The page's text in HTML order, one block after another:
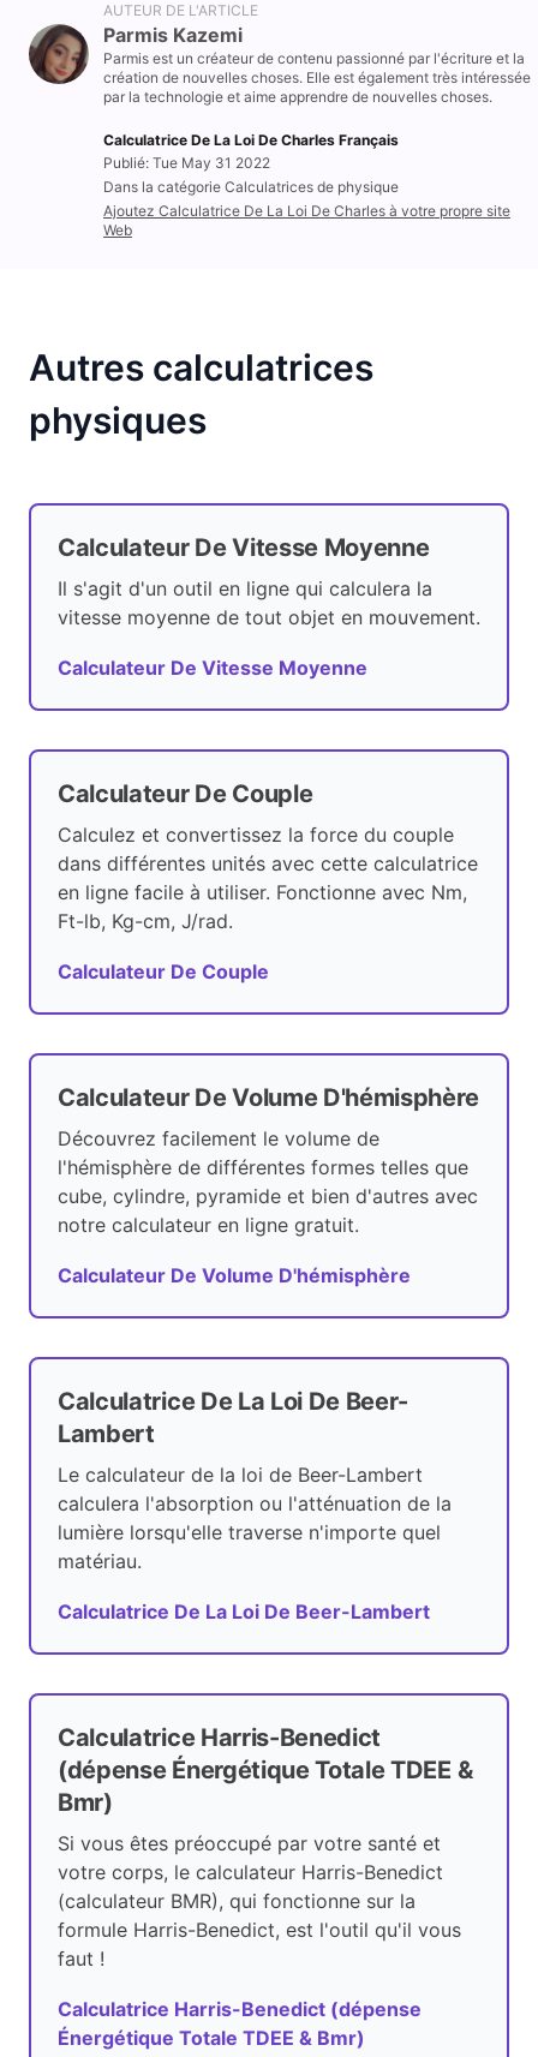
AUTEUR DE L'ARTICLE
Parmis Kazemi
Parmis est un créateur de contenu passionné par l'écriture et la
création de nouvelles choses. Elle est également très intéressée
par la technologie et aime apprendre de nouvelles choses.
Calculatrice De La Loi De Charles Français
Publié: Tue May 31 2022
Dans la catégorie Calculatrices de physique
Ajoutez Calculatrice De La Loi De Charles à votre propre site
Web
Autres calculatrices
physiques
Calculateur De Vitesse Moyenne
Il s'agit d'un outil en ligne qui calculera la
vitesse moyenne de tout objet en mouvement.
Calculateur De Vitesse Moyenne
Calculateur De Couple
Calculez et convertissez la force du couple
dans différentes unités avec cette calculatrice
en ligne facile à utiliser. Fonctionne avec Nm,
Ft-lb, Kg-cm, J/rad.
Calculateur De Couple
Calculateur De Volume D'hémisphère
Découvrez facilement le volume de
l'hémisphère de différentes formes telles que
cube, cylindre, pyramide et bien d'autres avec
notre calculateur en ligne gratuit.
Calculateur De Volume D'hémisphère
Calculatrice De La Loi De Beer-
Lambert
Le calculateur de la loi de Beer-Lambert
calculera l'absorption ou l'atténuation de la
lumière lorsqu'elle traverse n'importe quel
matériau.
Calculatrice De La Loi De Beer-Lambert
Calculatrice Harris-Benedict
(dépense Énergétique Totale TDEE &
Bmr)
Si vous êtes préoccupé par votre santé et
votre corps, le calculateur Harris-Benedict
(calculateur BMR), qui fonctionne sur la
formule Harris-Benedict, est l'outil qu'il vous
faut !
Calculatrice Harris-Benedict (dépense
Énergétique Totale TDEE & Bmr)